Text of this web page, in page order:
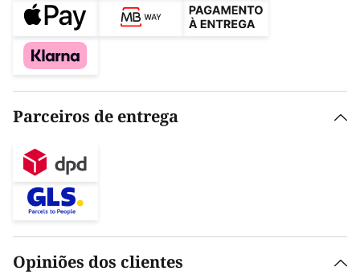
Parceiros de entrega
Opiniões dos clientes